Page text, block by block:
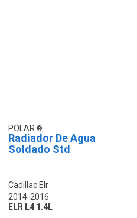
POLAR
Radiador De Agua
Soldado Std
Cadillac Elr
2014-2016
ELR L4 1.4L